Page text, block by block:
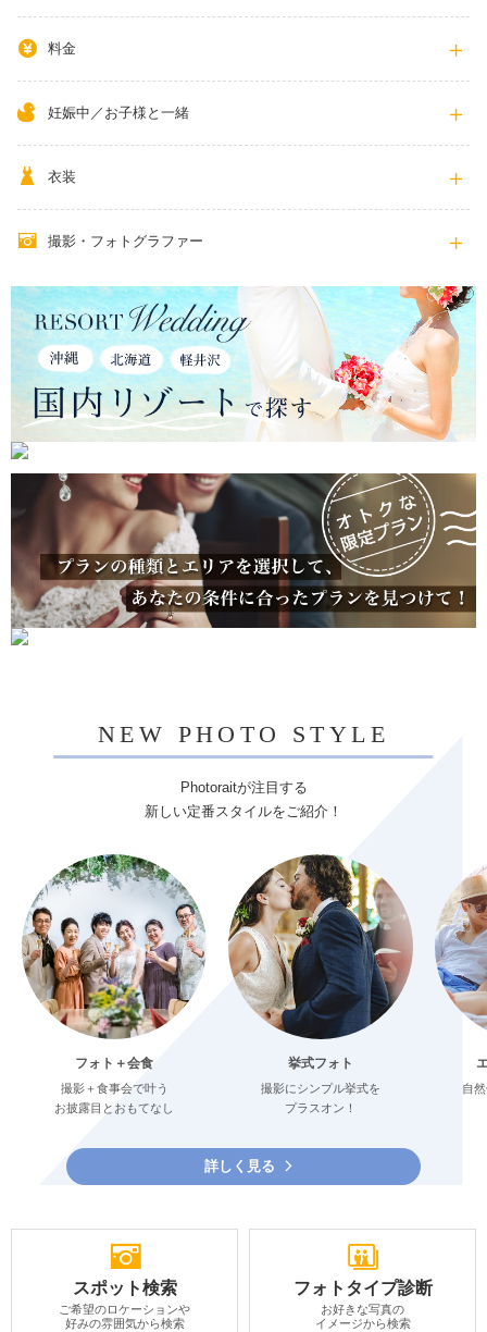
料金
妊娠中／お子様と一緒
衣装
撮影・フォトグラファー
NEW PHOTO STYLE
Photoraitが注目する
新しい定番スタイルをご紹介！
フォト＋会食
撮影＋食事会で叶う
お披露目とおもてなし
挙式フォト
撮影にシンプル挙式を
プラスオン！
自
詳しく見る
スポット検索
ご希望のロケーションや
好みの雰囲気から検索
フォトタイプ診断
お好きな写真の
イメージから検索